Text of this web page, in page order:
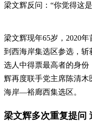
梁文辉反问：“你觉得这
梁文辉现年65岁，2020
到西海岸集选区参选，斩
选人中得票最高者的身
辉再度联手党主席陈清
海岸—裕廊西集选区。
梁文辉多次重复提问